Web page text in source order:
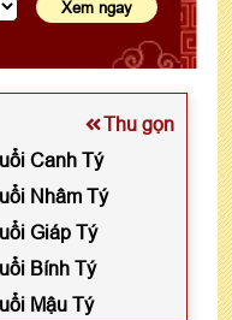
Thu gọn
Canh Tý
Nhâm Tý
Giáp Tý
Bính Tý
Mậu Tý